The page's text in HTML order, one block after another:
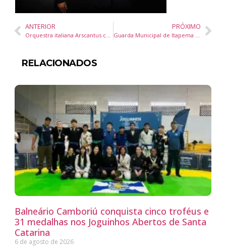
ANTERIOR
Orquestra italiana Arscantus celebra os 150 anos da imigração com turnê em Santa Catarina e passagem por Itajaí
PRÓXIMO
Guarda Municipal de Itapema fiscaliza mais de 50 veículos em blitz educativa na Meia Praia
RELACIONADOS
Balneário Camboriú conquista cinco troféus e
31 medalhas nos Joguinhos Abertos de Santa
Catarina
6 de agosto de 2026